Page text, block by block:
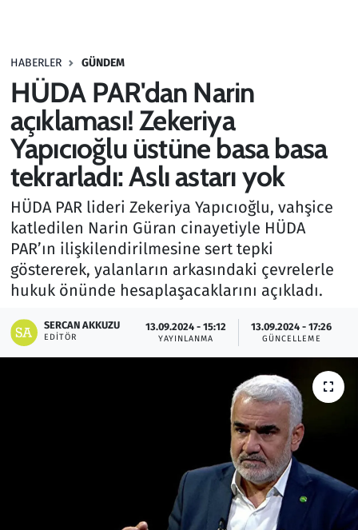
HABERLER GÜNDEM
HÜDA PAR'dan Narin
açıklaması! Zekeriya
Yapıcıoğlu üstüne basa basa
tekrarladı: Aslı astarı yok
HÜDA PAR lideri Zekeriya Yapıcıoğlu, vahşice
katledilen Narin Güran cinayetiyle HÜDA
PAR’ın ilişkilendirilmesine sert tepki
göstererek, yalanların arkasındaki çevrelerle
hukuk önünde hesaplaşacaklarını açıkladı.
SERCAN AKKUZU
EDITÖR
13.09.2024 - 15:12
YAYINLANMA
13.09.2024 - 17:26
GÜNCELLEME
Haber
Kültür Sanat
Kurumsal Haberler
Lezzet Durağı
Memur ve Kamu
Otomobil
Ramazan
Savunma Sanayi